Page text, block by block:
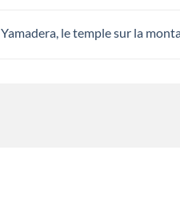
Yamadera, le temple sur la